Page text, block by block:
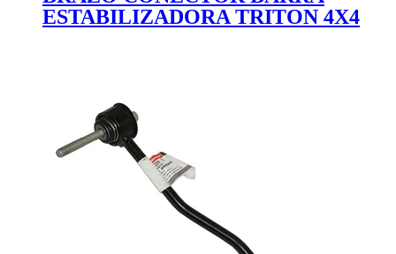
ESTABILIZADORA TRITON 4X4